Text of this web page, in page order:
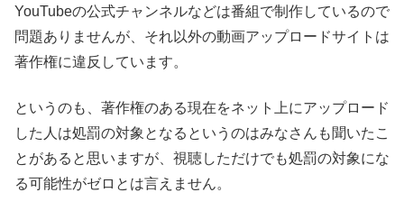
YouTubeの公式チャンネルなどは番組で制作しているので
問題ありませんが、それ以外の動画アップロードサイトは
著作権に違反しています。
というのも、著作権のある現在をネット上にアップロード
した人は処罰の対象となるというのはみなさんも聞いたこ
とがあると思いますが、視聴しただけでも処罰の対象にな
る可能性がゼロとは言えません。